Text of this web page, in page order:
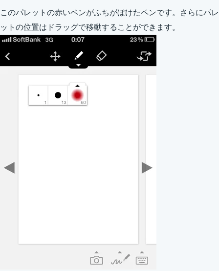
このパレットの赤いペンがふちがぼけたペンです。さらにパレ
ットの位置はドラッグで移動することができます。